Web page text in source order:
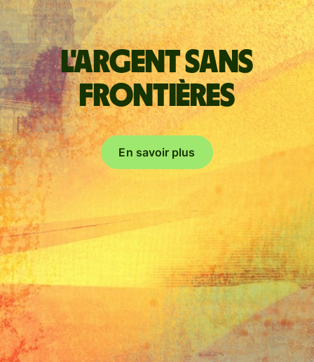
L'argent sans
frontières
En savoir plus